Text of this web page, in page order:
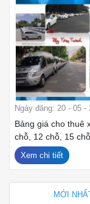
Ngày đăng: 20 - 05 -
Bảng giá cho thuê
chỗ, 12 chỗ, 15
Xem chi tiết
MỚI